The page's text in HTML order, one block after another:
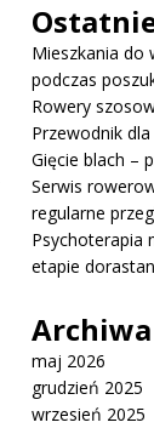
Mieszkania do
podczas
Rowery
Przewodnik
Gięcie blach –
Serwis
regularne
Psychoterapia
etapie
Archiwa
maj 2026
grudzień 2025
wrzesień 2025